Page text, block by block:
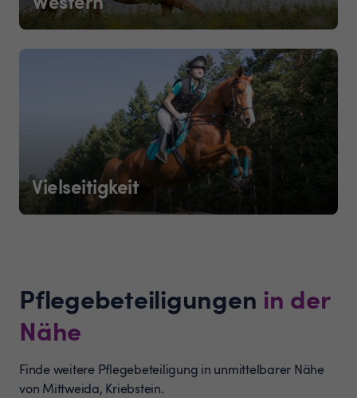
Vielseitigkeit
Pflegebeteiligungen in der
Nähe
Finde weitere Pflegebeteiligung in unmittelbarer Nähe
von Mittweida, Kriebstein.